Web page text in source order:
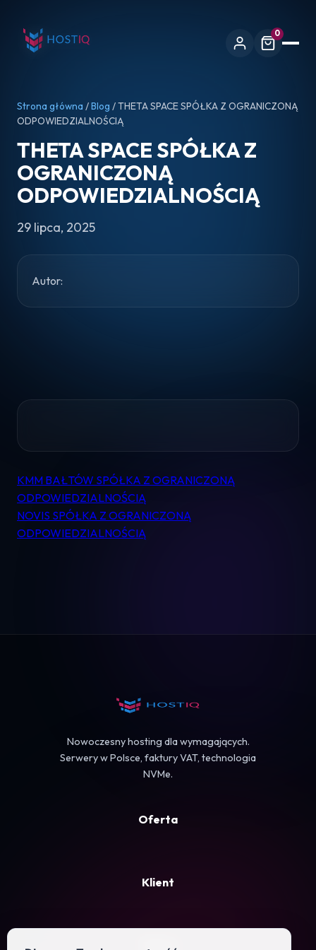
0
Pomoc
Kontakt
Strona główna /Blog / THETA SPACE SPÓŁKA Z OGRANICZONĄ
ODPOWIEDZIALNOŚCIĄ
THETA SPACE SPÓŁKA Z
OGRANICZONĄ
ODPOWIEDZIALNOŚCIĄ
29 lipca, 2025
Autor:
Nawigacja
wpisu
KMM BAŁTÓW SPÓŁKA Z OGRANICZONĄ
ODPOWIEDZIALNOŚCIĄ
NOVIS SPÓŁKA Z OGRANICZONĄ
ODPOWIEDZIALNOŚCIĄ
Nowoczesny hosting dla wymagających.
Serwery w Polsce, faktury VAT, technologia
NVMe.
Oferta
Klient
Firma